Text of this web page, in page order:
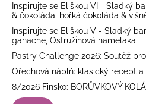
Inspirujte se Eliškou VI - Sladký
& čokoláda; hořká čokoláda &
Inspirujte se Eliškou V - Sladký
ganache, Ostružinová namelaka
Pastry Challenge 2026: Soutěž
Ořechová náplň: klasický recept
8/2026 Finsko: BORŮVKOVÝ